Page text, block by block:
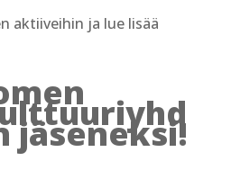
aktiiveihin ja lue lisää
jäseneksi!